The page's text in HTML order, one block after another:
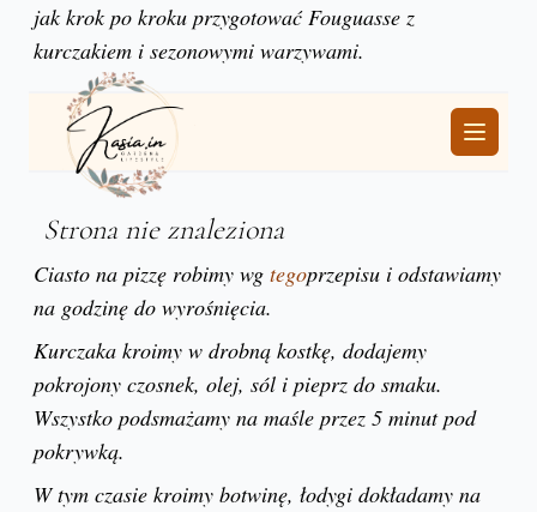
jak krok po kroku przygotować Fouguasse z
kurczakiem i sezonowymi warzywami.
Ciasto na pizzę robimy wg tegoprzepisu i odstawiamy
na godzinę do wyrośnięcia.
Kurczaka kroimy w drobną kostkę, dodajemy
pokrojony czosnek, olej, sól i pieprz do smaku.
Wszystko podsmażamy na maśle przez 5 minut pod
pokrywką.
W tym czasie kroimy botwinę, łodygi dokładamy na